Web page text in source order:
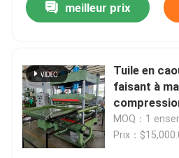
meilleur prix
Tuile en
faisant à
hydraulique
MOQ：1
Prix：